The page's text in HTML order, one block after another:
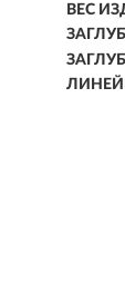
ВЕС